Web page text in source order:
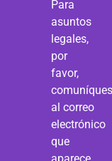
Para
asuntos
legales,
por
favor,
al correo
electrónico
que